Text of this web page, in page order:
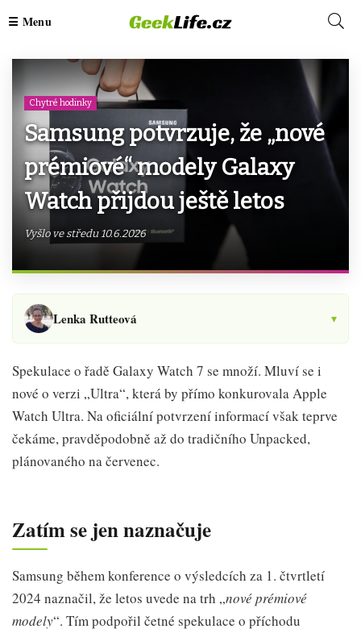
Chytré hodinky
Samsung potvrzuje, že „nové
prémiové“ modely Galaxy
Watch přijdou ještě letos
Vyšlo ve středu 10.6.2026
Lenka Rutteová ▾
Spekulace o řadě Galaxy Watch 7 se množí. Mluví se i
nové o verzi „Ultra“, která by přímo konkurovala Apple
Watch Ultra. Na oficiální potvrzení informací však teprve
čekáme, pravděpodobně až do tradičního Unpacked,
plánovaného na červenec.
Zatím se jen naznačuje
Samsung během konference o výsledcích za 1. čtvrtletí
2024 naznačil, že letos uvede na trh „nové prémiové
modely“. Tím podpořil četné spekulace o příchodu